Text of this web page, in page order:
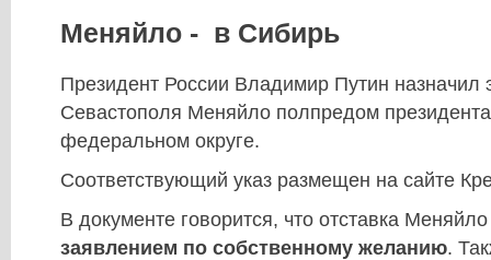
Меняйло - в Сибирь
Президент России Владимир Путин назначил
Севастополя Меняйло полпредом
федеральном округе.
Соответствующий указ размещен на сайте
В документе говорится, что отставка
заявлением по собственному желанию.